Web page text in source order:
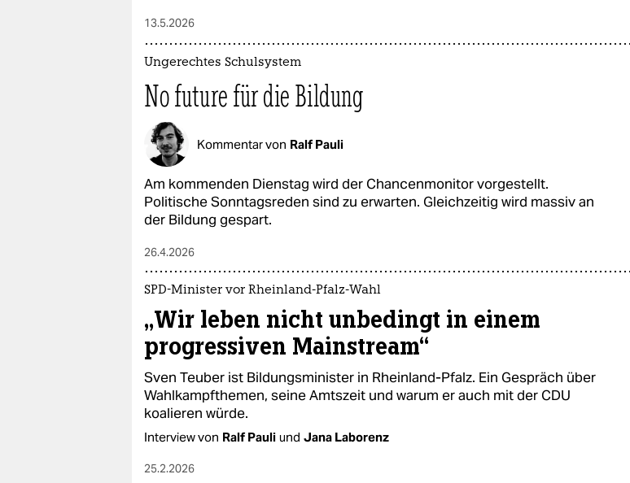
13.5.2026
Ungerechtes Schulsystem
No future für die Bildung
Kommentar von Ralf Pauli
Am kommenden Dienstag wird der Chancenmonitor vorgestellt.
Politische Sonntagsreden sind zu erwarten. Gleichzeitig wird massiv an
der Bildung gespart.
26.4.2026
SPD-Minister vor Rheinland-Pfalz-Wahl
„Wir leben nicht unbedingt in einem
progressiven Mainstream“
Sven Teuber ist Bildungsminister in Rheinland-Pfalz. Ein Gespräch über
Wahlkampfthemen, seine Amtszeit und warum er auch mit der CDU
koalieren würde.
Interview von Ralf Pauli und Jana Laborenz
25.2.2026